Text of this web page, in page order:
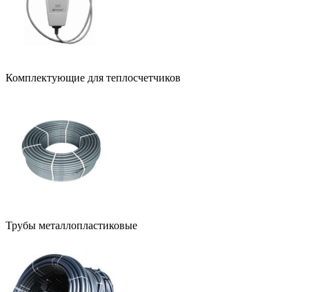
Комплектующие для теплосчетчиков
Трубы металлопластиковые